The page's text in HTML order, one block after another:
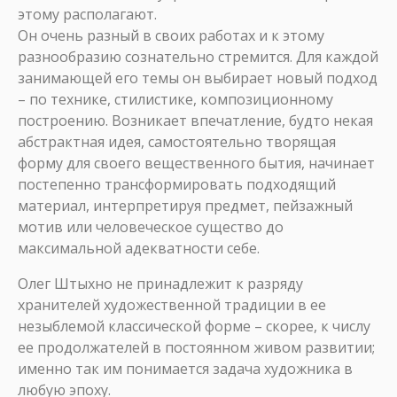
этому располагают.
Он очень разный в своих работах и к этому
разнообразию сознательно стремится. Для каждой
занимающей его темы он выбирает новый подход
– по технике, стилистике, композиционному
построению. Возникает впечатление, будто некая
абстрактная идея, самостоятельно творящая
форму для своего вещественного бытия, начинает
постепенно трансформировать подходящий
материал, интерпретируя предмет, пейзажный
мотив или человеческое существо до
максимальной адекватности себе.
Олег Штыхно не принадлежит к разряду
хранителей художественной традиции в ее
незыблемой классической форме – скорее, к числу
ее продолжателей в постоянном живом развитии;
именно так им понимается задача художника в
любую эпоху.